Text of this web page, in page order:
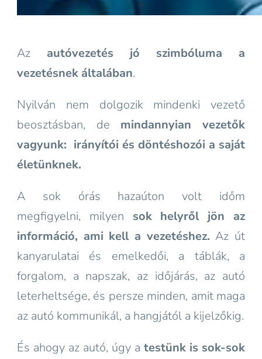
Az autóvezetés jó szimbóluma a
vezetésnek általában.
Nyilván nem dolgozik mindenki vezető
beosztásban, de mindannyian vezetők
vagyunk: irányítói és döntéshozói a saját
életünknek.
A sok órás hazaúton volt időm
megfigyelni, milyen sok helyről jön az
információ, ami kell a vezetéshez. Az út
kanyarulatai és emelkedői, a táblák, a
forgalom, a napszak, az időjárás, az autó
leterheltsége, és persze minden, amit maga
az autó kommunikál, a hangjától a kijelzőkig.
És ahogy az autó, úgy a testünk is sok-sok